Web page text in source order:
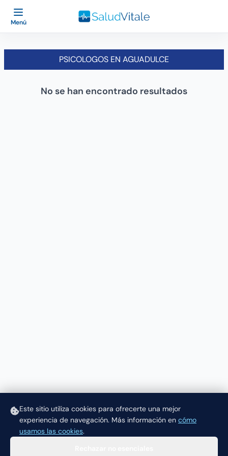
Este sitio utiliza cookies para ofrecerte una mejor
experiencia de navegación. Más información en cómo
usamos las cookies.
Menú
PSICOLOGOS EN AGUADULCE
No se han encontrado resultados